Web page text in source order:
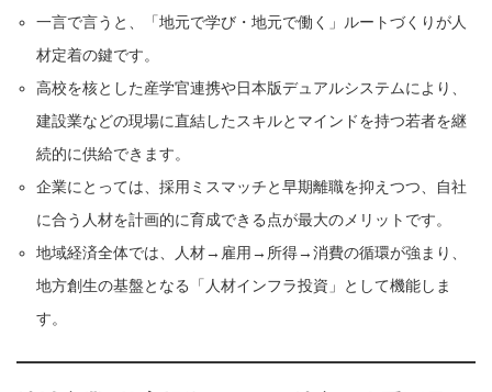
一言で言うと、「地元で学び・地元で働く」ルートづくりが人
材定着の鍵です。
高校を核とした産学官連携や日本版デュアルシステムにより、
建設業などの現場に直結したスキルとマインドを持つ若者を継
続的に供給できます。
企業にとっては、採用ミスマッチと早期離職を抑えつつ、自社
に合う人材を計画的に育成できる点が最大のメリットです。
地域経済全体では、人材→雇用→所得→消費の循環が強まり、
地方創生の基盤となる「人材インフラ投資」として機能しま
す。